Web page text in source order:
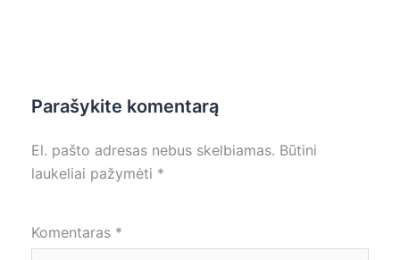
Parašykite komentarą
El. pašto adresas nebus skelbiamas. Būtini
laukeliai pažymėti *
Komentaras *